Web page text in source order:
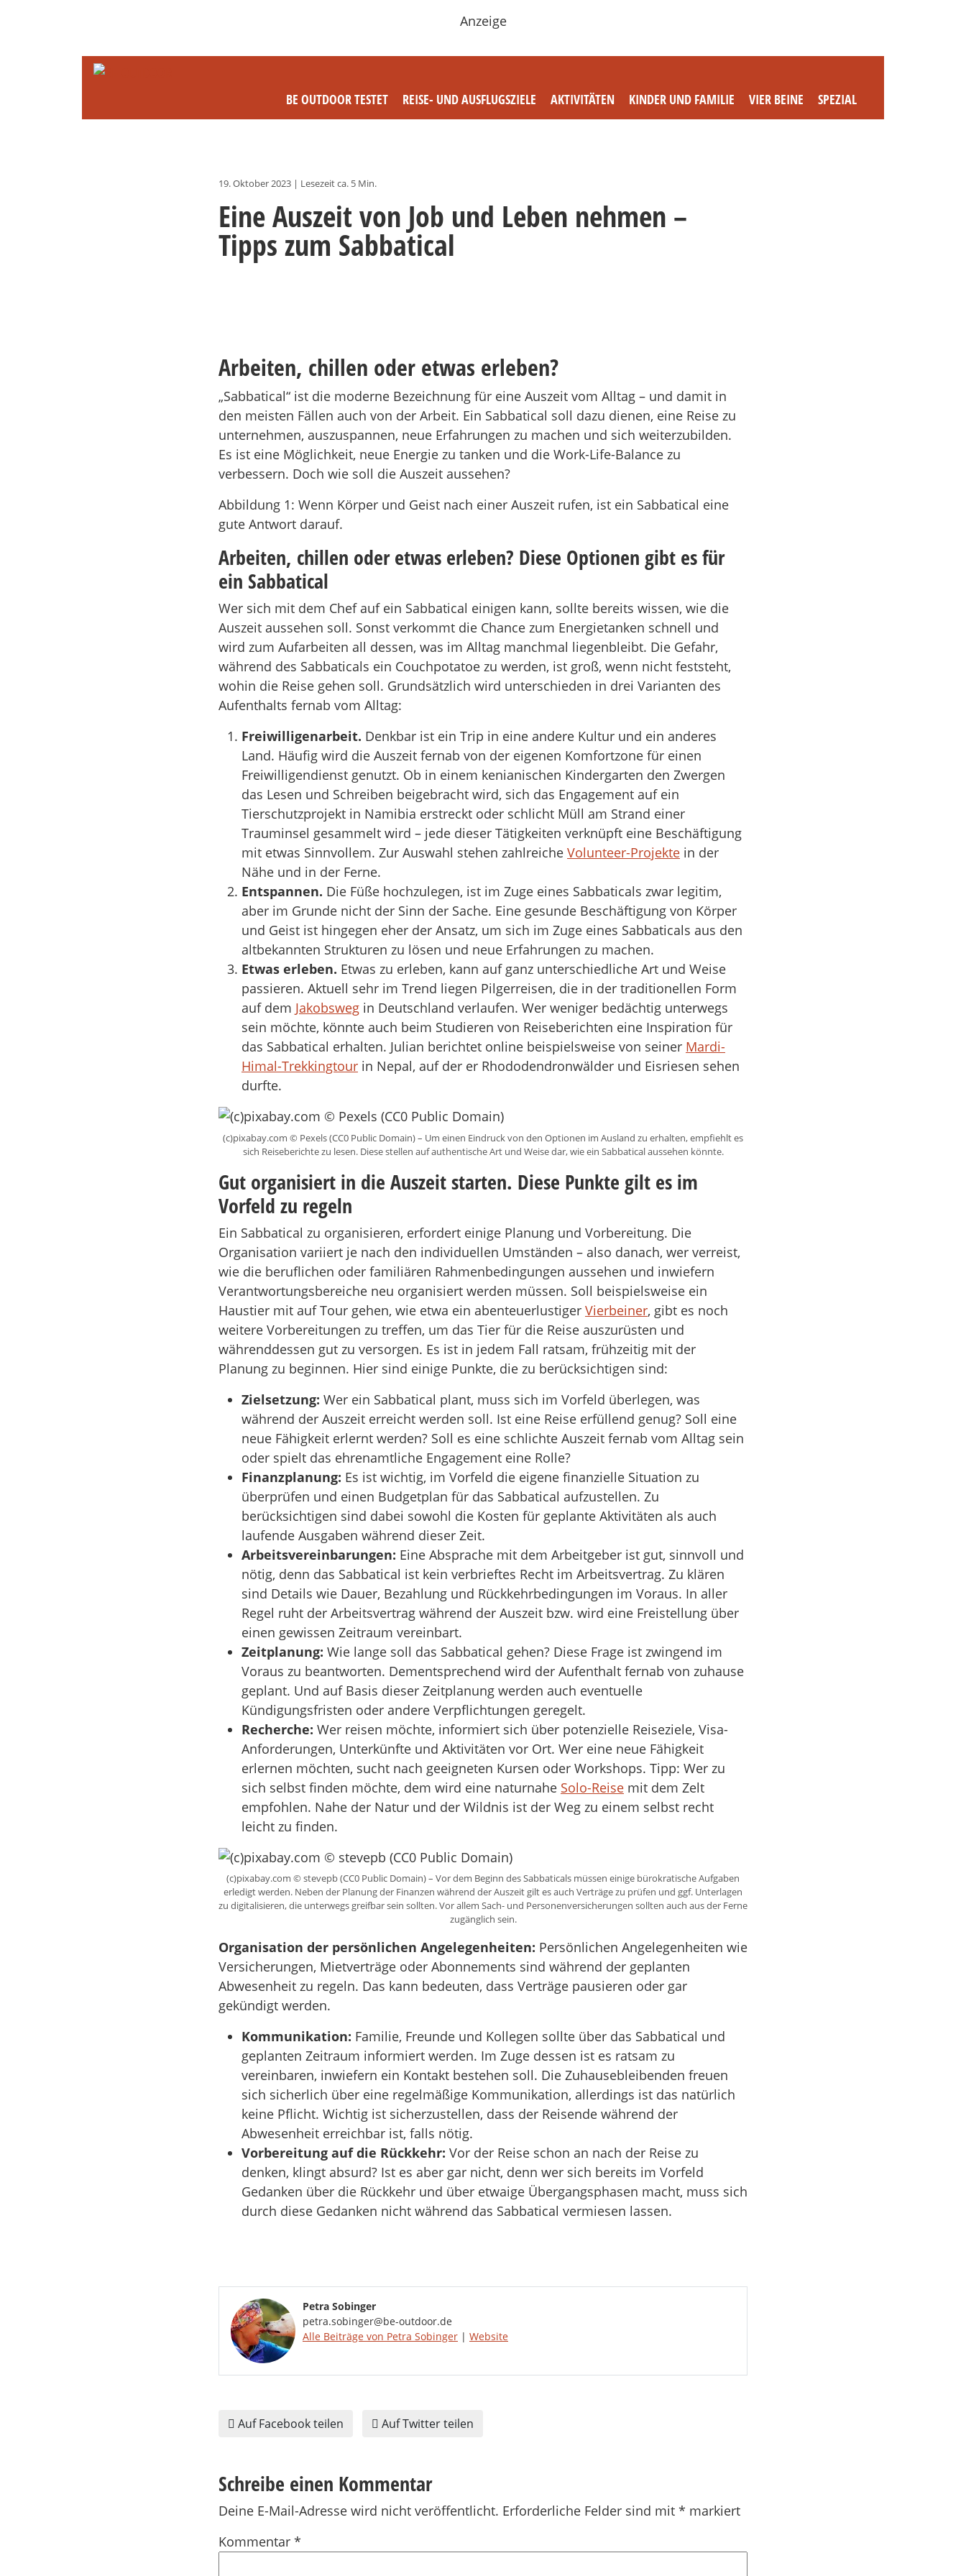
Anzeige
BE OUTDOOR TESTET REISE- UND AUSFLUGSZIELE AKTIVITÄTEN KINDER UND FAMILIE VIER BEINE SPEZIAL
19. Oktober 2023 | Lesezeit ca. 5 Min.
Eine Auszeit von Job und Leben nehmen –
Tipps zum Sabbatical
Arbeiten, chillen oder etwas erleben?
„Sabbatical“ ist die moderne Bezeichnung für eine Auszeit vom Alltag – und damit in
den meisten Fällen auch von der Arbeit. Ein Sabbatical soll dazu dienen, eine Reise zu
unternehmen, auszuspannen, neue Erfahrungen zu machen und sich weiterzubilden.
Es ist eine Möglichkeit, neue Energie zu tanken und die Work-Life-Balance zu
verbessern. Doch wie soll die Auszeit aussehen?
Abbildung 1: Wenn Körper und Geist nach einer Auszeit rufen, ist ein Sabbatical eine
gute Antwort darauf.
Arbeiten, chillen oder etwas erleben? Diese Optionen gibt es für
ein Sabbatical
Wer sich mit dem Chef auf ein Sabbatical einigen kann, sollte bereits wissen, wie die
Auszeit aussehen soll. Sonst verkommt die Chance zum Energietanken schnell und
wird zum Aufarbeiten all dessen, was im Alltag manchmal liegenbleibt. Die Gefahr,
während des Sabbaticals ein Couchpotatoe zu werden, ist groß, wenn nicht feststeht,
wohin die Reise gehen soll. Grundsätzlich wird unterschieden in drei Varianten des
Aufenthalts fernab vom Alltag:
Freiwilligenarbeit. Denkbar ist ein Trip in eine andere Kultur und ein anderes
Land. Häufig wird die Auszeit fernab von der eigenen Komfortzone für einen
Freiwilligendienst genutzt. Ob in einem kenianischen Kindergarten den Zwergen
das Lesen und Schreiben beigebracht wird, sich das Engagement auf ein
Tierschutzprojekt in Namibia erstreckt oder schlicht Müll am Strand einer
Trauminsel gesammelt wird – jede dieser Tätigkeiten verknüpft eine Beschäftigung
mit etwas Sinnvollem. Zur Auswahl stehen zahlreiche Volunteer-Projekte in der
Nähe und in der Ferne.
Entspannen. Die Füße hochzulegen, ist im Zuge eines Sabbaticals zwar legitim,
aber im Grunde nicht der Sinn der Sache. Eine gesunde Beschäftigung von Körper
und Geist ist hingegen eher der Ansatz, um sich im Zuge eines Sabbaticals aus den
altbekannten Strukturen zu lösen und neue Erfahrungen zu machen.
Etwas erleben. Etwas zu erleben, kann auf ganz unterschiedliche Art und Weise
passieren. Aktuell sehr im Trend liegen Pilgerreisen, die in der traditionellen Form
auf dem Jakobsweg in Deutschland verlaufen. Wer weniger bedächtig unterwegs
sein möchte, könnte auch beim Studieren von Reiseberichten eine Inspiration für
das Sabbatical erhalten. Julian berichtet online beispielsweise von seiner Mardi-
Himal-Trekkingtour in Nepal, auf der er Rhododendronwälder und Eisriesen sehen
durfte.
(c)pixabay.com © Pexels (CC0 Public Domain) – Um einen Eindruck von den Optionen im Ausland zu erhalten, empfiehlt es
sich Reiseberichte zu lesen. Diese stellen auf authentische Art und Weise dar, wie ein Sabbatical aussehen könnte.
Gut organisiert in die Auszeit starten. Diese Punkte gilt es im
Vorfeld zu regeln
Ein Sabbatical zu organisieren, erfordert einige Planung und Vorbereitung. Die
Organisation variiert je nach den individuellen Umständen – also danach, wer verreist,
wie die beruflichen oder familiären Rahmenbedingungen aussehen und inwiefern
Verantwortungsbereiche neu organisiert werden müssen. Soll beispielsweise ein
Haustier mit auf Tour gehen, wie etwa ein abenteuerlustiger Vierbeiner, gibt es noch
weitere Vorbereitungen zu treffen, um das Tier für die Reise auszurüsten und
währenddessen gut zu versorgen. Es ist in jedem Fall ratsam, frühzeitig mit der
Planung zu beginnen. Hier sind einige Punkte, die zu berücksichtigen sind:
Zielsetzung: Wer ein Sabbatical plant, muss sich im Vorfeld überlegen, was
während der Auszeit erreicht werden soll. Ist eine Reise erfüllend genug? Soll eine
neue Fähigkeit erlernt werden? Soll es eine schlichte Auszeit fernab vom Alltag sein
oder spielt das ehrenamtliche Engagement eine Rolle?
Finanzplanung: Es ist wichtig, im Vorfeld die eigene finanzielle Situation zu
überprüfen und einen Budgetplan für das Sabbatical aufzustellen. Zu
berücksichtigen sind dabei sowohl die Kosten für geplante Aktivitäten als auch
laufende Ausgaben während dieser Zeit.
Arbeitsvereinbarungen: Eine Absprache mit dem Arbeitgeber ist gut, sinnvoll und
nötig, denn das Sabbatical ist kein verbrieftes Recht im Arbeitsvertrag. Zu klären
sind Details wie Dauer, Bezahlung und Rückkehrbedingungen im Voraus. In aller
Regel ruht der Arbeitsvertrag während der Auszeit bzw. wird eine Freistellung über
einen gewissen Zeitraum vereinbart.
Zeitplanung: Wie lange soll das Sabbatical gehen? Diese Frage ist zwingend im
Voraus zu beantworten. Dementsprechend wird der Aufenthalt fernab von zuhause
geplant. Und auf Basis dieser Zeitplanung werden auch eventuelle
Kündigungsfristen oder andere Verpflichtungen geregelt.
Recherche: Wer reisen möchte, informiert sich über potenzielle Reiseziele, Visa-
Anforderungen, Unterkünfte und Aktivitäten vor Ort. Wer eine neue Fähigkeit
erlernen möchten, sucht nach geeigneten Kursen oder Workshops. Tipp: Wer zu
sich selbst finden möchte, dem wird eine naturnahe Solo-Reise mit dem Zelt
empfohlen. Nahe der Natur und der Wildnis ist der Weg zu einem selbst recht
leicht zu finden.
(c)pixabay.com © stevepb (CC0 Public Domain) – Vor dem Beginn des Sabbaticals müssen einige bürokratische Aufgaben
erledigt werden. Neben der Planung der Finanzen während der Auszeit gilt es auch Verträge zu prüfen und ggf. Unterlagen
zu digitalisieren, die unterwegs greifbar sein sollten. Vor allem Sach- und Personenversicherungen sollten auch aus der Ferne
zugänglich sein.
Organisation der persönlichen Angelegenheiten: Persönlichen Angelegenheiten wie
Versicherungen, Mietverträge oder Abonnements sind während der geplanten
Abwesenheit zu regeln. Das kann bedeuten, dass Verträge pausieren oder gar
gekündigt werden.
Kommunikation: Familie, Freunde und Kollegen sollte über das Sabbatical und
geplanten Zeitraum informiert werden. Im Zuge dessen ist es ratsam zu
vereinbaren, inwiefern ein Kontakt bestehen soll. Die Zuhausebleibenden freuen
sich sicherlich über eine regelmäßige Kommunikation, allerdings ist das natürlich
keine Pflicht. Wichtig ist sicherzustellen, dass der Reisende während der
Abwesenheit erreichbar ist, falls nötig.
Vorbereitung auf die Rückkehr: Vor der Reise schon an nach der Reise zu
denken, klingt absurd? Ist es aber gar nicht, denn wer sich bereits im Vorfeld
Gedanken über die Rückkehr und über etwaige Übergangsphasen macht, muss sich
durch diese Gedanken nicht während das Sabbatical vermiesen lassen.
Petra Sobinger
petra.sobinger@be-outdoor.de
Alle Beiträge von Petra Sobinger | Website
Auf Facebook teilen Auf Twitter teilen
Schreibe einen Kommentar
Deine E-Mail-Adresse wird nicht veröffentlicht. Erforderliche Felder sind mit * markiert
Kommentar *